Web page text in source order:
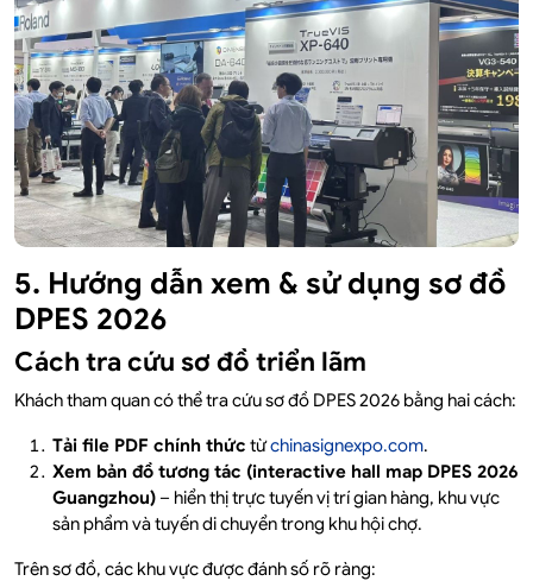
5. Hướng dẫn xem & sử dụng sơ đồ
DPES 2026
Cách tra cứu sơ đồ triển lãm
Khách tham quan có thể tra cứu sơ đồ DPES 2026 bằng hai cách:
Tải file PDF chính thức từchinasignexpo.com.
Xem bản đồ tương tác (interactive hall map DPES 2026
Guangzhou) – hiển thị trực tuyến vị trí gian hàng, khu vực
sản phẩm và tuyến di chuyển trong khu hội chợ.
Trên sơ đồ, các khu vực được đánh số rõ ràng: